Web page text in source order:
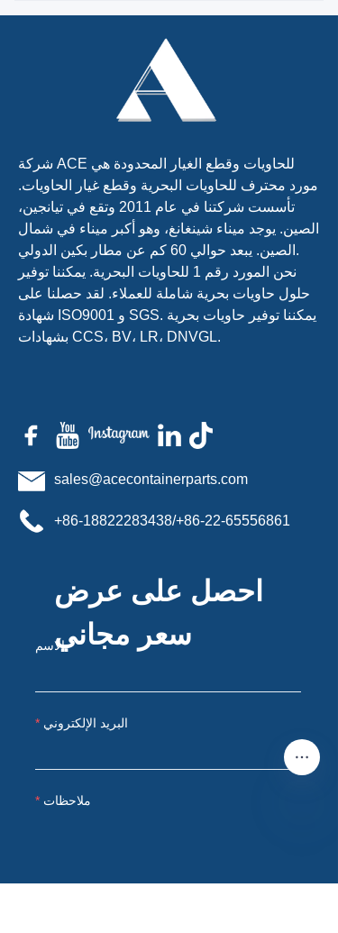
الاسم
البريد الإلكتروني
ملاحظات
شركة ACE للحاويات وقطع الغيار المحدودة هي
مورد محترف للحاويات البحرية وقطع غيار الحاويات.
تأسست شركتنا في عام 2011 وتقع في تيانجين،
الصين. يوجد ميناء شينغانغ، وهو أكبر ميناء في شمال
الصين. يبعد حوالي 60 كم عن مطار بكين الدولي.
نحن المورد رقم 1 للحاويات البحرية. يمكننا توفير
حلول حاويات بحرية شاملة للعملاء. لقد حصلنا على
شهادة ISO9001 و SGS. يمكننا توفير حاويات بحرية
بشهادات CCS، BV، LR، DNVGL.
sales@acecontainerparts.com
+86-18822283438/+86-22-65556861
احصل على عرض
سعر مجاني